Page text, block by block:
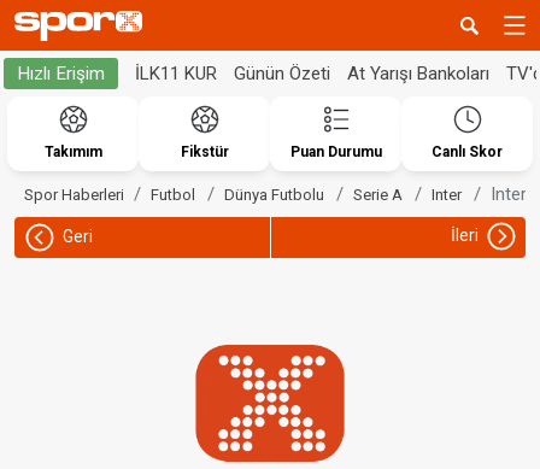
Hızlı Erişim İLK11 KUR Günün Özeti At Yarışı Bankoları
Takımım Fikstür Puan Durumu Canlı Skor
Spor Haberleri Futbol Dünya Futbolu Serie A Inter Inter,
Geri İleri